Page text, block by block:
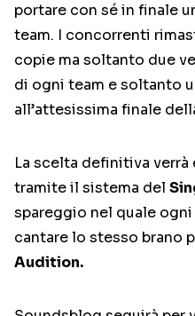
portare con sé in finale
team. I concorrenti
copie ma soltanto due
di ogni team e soltanto
all’attesissima finale
La scelta definitiva
tramite il sistema del
spareggio nel quale
cantare lo stesso brano
Audition.